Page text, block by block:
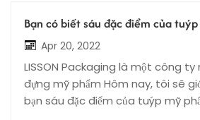
trọng nhất: tác động đến môi
năng tái chế hay chi phí. Những
nhất. Chúng có thể tái chế hoàn
kinh tế tuần hoàn. Ống nhựa có
nhưng lại gặp khó khăn trong việc
Bạn có biết sáu đặc điểm của
Apr 20, 2022
LISSON Packaging là một công ty
đựng mỹ phẩm Hôm nay, tôi sẽ
bạn sáu đặc điểm của tuýp mỹ